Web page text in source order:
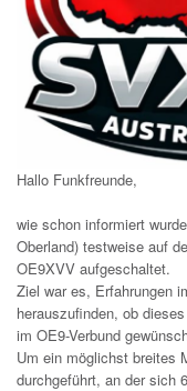
Hallo Funkfreunde,
wie schon informiert
Oberland) testweise auf
OE9XVV aufgeschaltet.
Ziel war es, Erfahrungen
herauszufinden, ob
im OE9-Verbund
Um ein möglichst breites
durchgeführt, an der sich